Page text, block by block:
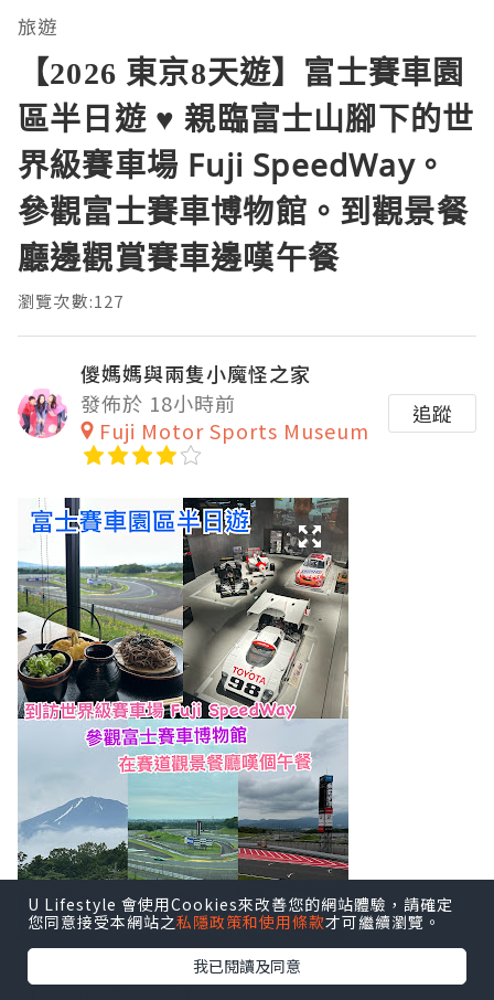
旅遊
【2026 東京8天遊】富士賽車園
區半日遊 ♥ 親臨富士山腳下的世
界級賽車場 Fuji SpeedWay。
參觀富士賽車博物館。到觀景餐
廳邊觀賞賽車邊嘆午餐
瀏覽次數:127
儍媽媽與兩隻小魔怪之家
發佈於 18小時前
Fuji Motor Sports Museum
追蹤
U Lifestyle 會使用Cookies來改善您的網站體驗，請確定
您同意接受本網站之私隱政策和使用條款才可繼續瀏覽。
我已閱讀及同意